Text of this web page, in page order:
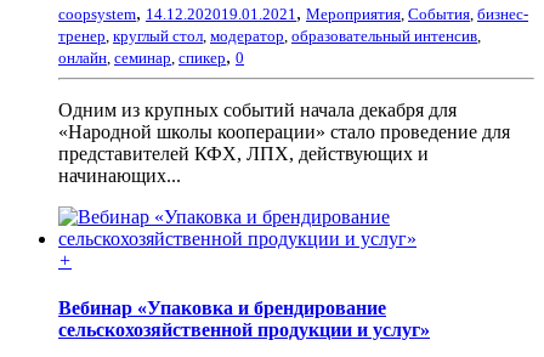
coopsystem, 14.12.202019.01.2021 , Мероприятия События бизнес-
тренер круглый стол модератор образовательный интенсив
онлайн семинар спикер, 0
Одним из крупных событий начала декабря для
«Народной школы кооперации» стало проведение для
представителей КФХ, ЛПХ, действующих и
начинающих...
+
Вебинар «Упаковка и брендирование
сельскохозяйственной продукции и услуг»